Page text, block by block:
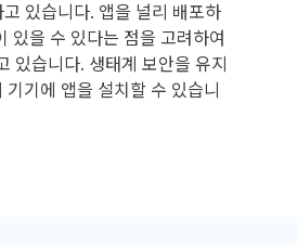
있습니다. 앱을 널리 배포하
있을 수 있다는 점을 고려하여
있습니다. 생태계 보안을 유지
기에 앱을 설치할 수 있습니